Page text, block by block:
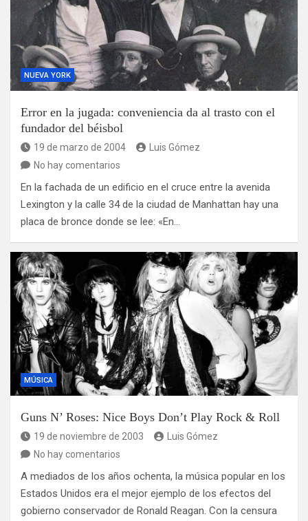
NUEVA YORK
Error en la jugada: conveniencia da al trasto con el
fundador del béisbol
19 de marzo de 2004
Luis Gómez
No hay comentarios
En la fachada de un edificio en el cruce entre la avenida
Lexington y la calle 34 de la ciudad de Manhattan hay una
placa de bronce donde se lee: «En…
MÚSICA
Guns N’ Roses: Nice Boys Don’t Play Rock & Roll
19 de noviembre de 2003
Luis Gómez
No hay comentarios
A mediados de los años ochenta, la música popular en los
Estados Unidos era el mejor ejemplo de los efectos del
gobierno conservador de Ronald Reagan. Con la censura